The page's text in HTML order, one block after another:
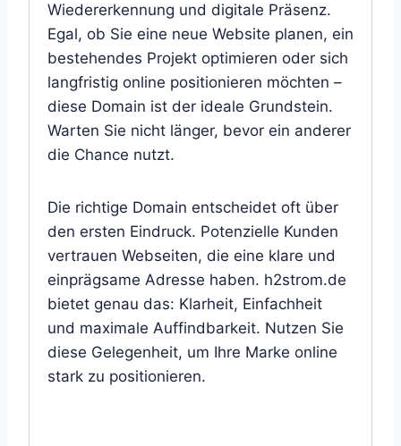
Wiedererkennung und digitale Präsenz.
Egal, ob Sie eine neue Website planen, ein
bestehendes Projekt optimieren oder sich
langfristig online positionieren möchten –
diese Domain ist der ideale Grundstein.
Warten Sie nicht länger, bevor ein anderer
die Chance nutzt.
Die richtige Domain entscheidet oft über
den ersten Eindruck. Potenzielle Kunden
vertrauen Webseiten, die eine klare und
einprägsame Adresse haben. h2strom.de
bietet genau das: Klarheit, Einfachheit
und maximale Auffindbarkeit. Nutzen Sie
diese Gelegenheit, um Ihre Marke online
stark zu positionieren.